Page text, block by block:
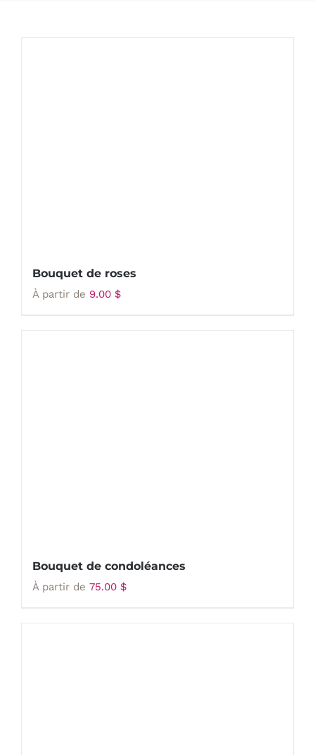
Bouquet de roses
À partir de 9.00 $
Bouquet de condoléances
À partir de 75.00 $